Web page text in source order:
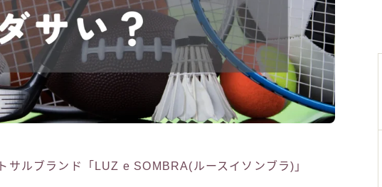
サルブランド「LUZ e SOMBRA(ルースイソンブラ)」